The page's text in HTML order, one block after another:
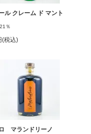
ル クレーム ド マント
21％
(税込)
マランドリーノ